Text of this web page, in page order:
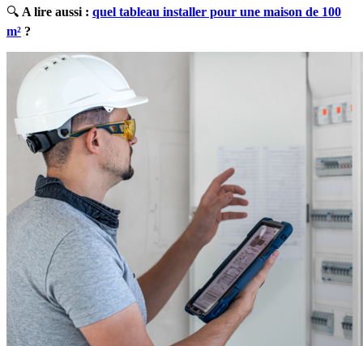
🔍 A lire aussi : quel tableau installer pour une maison de 100
m² ?